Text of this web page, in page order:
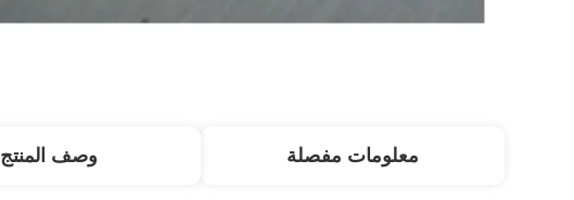
معلومات مفصلة وصف المنتج